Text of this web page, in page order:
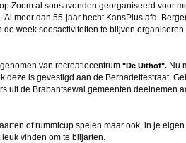
Zoom al soosavonden georganiseerd voor
meer dan 55-jaar hecht KansPlus afd.
week soosactiviteiten te blijven organiseren
van recreatiecentrum "De Uithof". Nu
deze is gevestigd aan de Bernadettestraat.
uit de Brabantsewal gemeenten deelnemen
of rummicup spelen maar ook, in je
vinden om te biljarten.